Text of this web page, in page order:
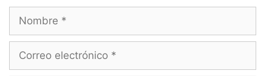
Nombre
Correo